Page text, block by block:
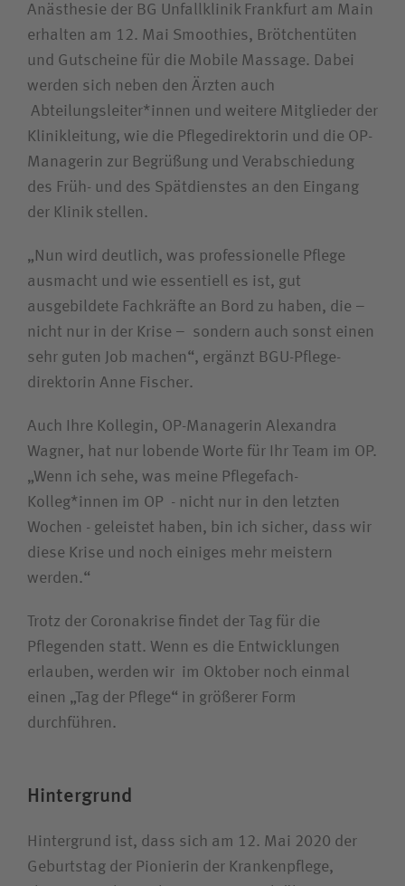
Anästhesie der BG Unfallklinik Frankfurt am Main
erhalten am 12. Mai Smoothies, Brötchentüten
und Gutscheine für die Mobile Massage. Dabei
werden sich neben den Ärzten auch
Abteilungsleiter*innen und weitere Mitglieder der
Klinikleitung, wie die Pflegedirektorin und die OP-
Managerin zur Begrüßung und Verabschiedung
des Früh- und des Spätdienstes an den Eingang
der Klinik stellen.
„Nun wird deutlich, was professionelle Pflege
ausmacht und wie essentiell es ist, gut
ausgebildete Fachkräfte an Bord zu haben, die –
nicht nur in der Krise – sondern auch sonst einen
sehr guten Job machen“, ergänzt BGU-Pflege­
direktorin Anne Fischer.
Auch Ihre Kollegin, OP-Managerin Alexandra
Wagner, hat nur lobende Worte für Ihr Team im OP.
„Wenn ich sehe, was meine Pflegefach-
Kolleg*innen im OP - nicht nur in den letzten
Wochen - geleistet haben, bin ich sicher, dass wir
diese Krise und noch einiges mehr meistern
werden.“
Trotz der Coronakrise findet der Tag für die
Pflegenden statt. Wenn es die Entwicklungen
erlauben, werden wir im Oktober noch einmal
einen „Tag der Pflege“ in größerer Form
durchführen.
Hintergrund
Hintergrund ist, dass sich am 12. Mai 2020 der
Geburtstag der Pionierin der Krankenpflege,